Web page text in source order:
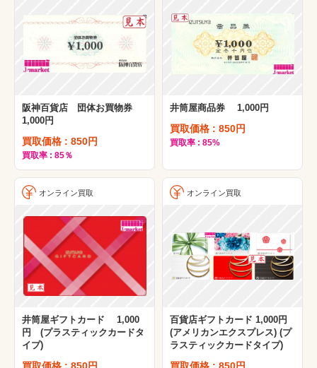
阪神百貨店 団体お買物券
1,000円
買取価格 : 850円
買取率 : 85％
井筒屋商品券 1,000円
買取価格 : 850円
買取率 : 85%
オンライン買取
井筒屋ギフトカード 1,000
円 (プラスティックカードタ
イプ)
オンライン買取
百貨店ギフトカード 1,000円
(アメリカンエクスプレス) (プ
ラスティックカードタイプ)